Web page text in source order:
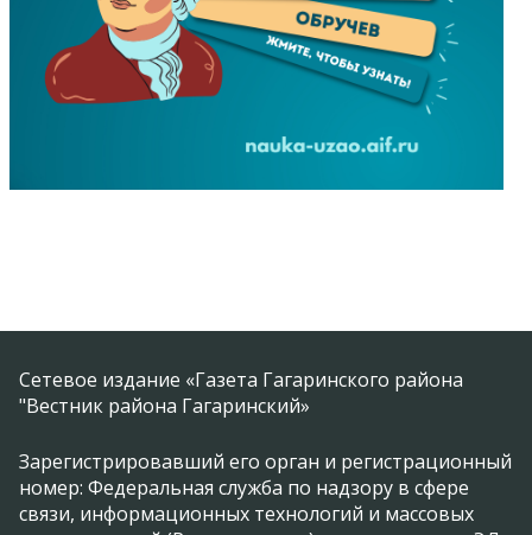
Сетевое издание «Газета Гагаринского района
"Вестник района Гагаринский»
Зарегистрировавший его орган и регистрационный
номер: Федеральная служба по надзору в сфере
связи, информационных технологий и массовых